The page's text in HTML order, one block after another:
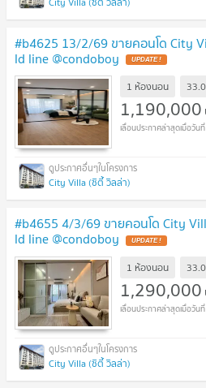
#b4625 13/2/69 ขายคอนโด City
ld line @condoboy UPDATE !
1 ห้องนอน 33.0
1,190,000
City Villa (ซิตี้ วิลล่า)
#b4655 4/3/69 ขายคอนโด City
ld line @condoboy UPDATE !
1 ห้องนอน 33.0
1,290,000
City Villa (ซิตี้ วิลล่า)